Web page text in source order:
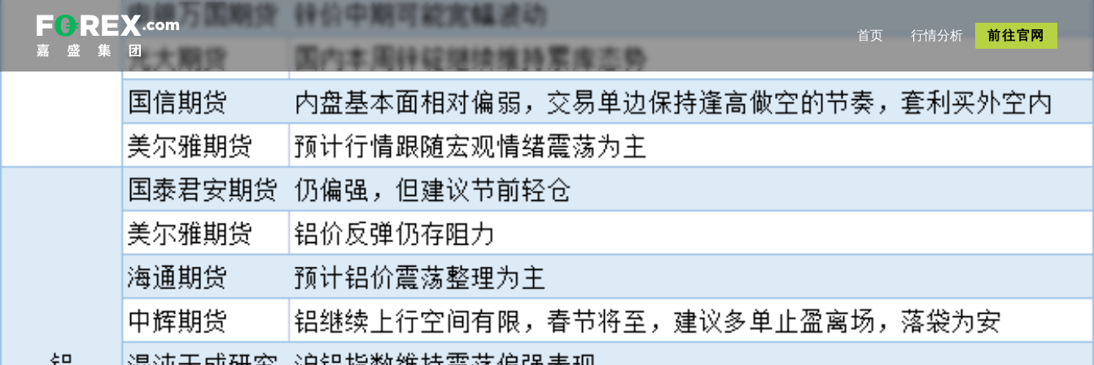
首页 行情分析 前往官网